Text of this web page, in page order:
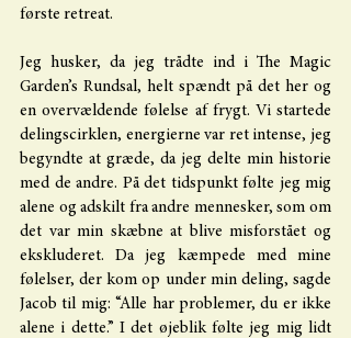
første retreat.
Jeg husker, da jeg trådte ind i The Magic
Garden’s Rundsal, helt spændt på det her og
en overvældende følelse af frygt. Vi startede
delingscirklen, energierne var ret intense, jeg
begyndte at græde, da jeg delte min historie
med de andre. På det tidspunkt følte jeg mig
alene og adskilt fra andre mennesker, som om
det var min skæbne at blive misforstået og
ekskluderet. Da jeg kæmpede med mine
følelser, der kom op under min deling, sagde
Jacob til mig: “Alle har problemer, du er ikke
alene i dette.” I det øjeblik følte jeg mig lidt